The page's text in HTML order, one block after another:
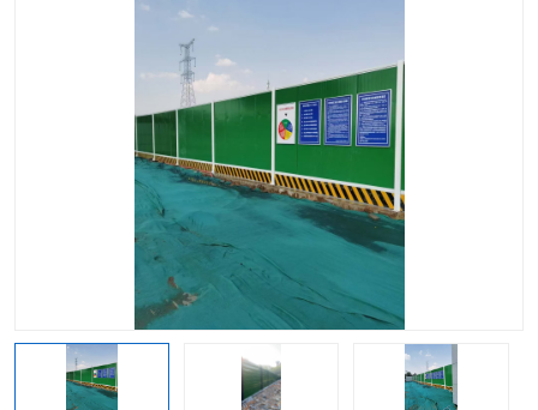
彩钢板
生产加工单板复合围挡 市